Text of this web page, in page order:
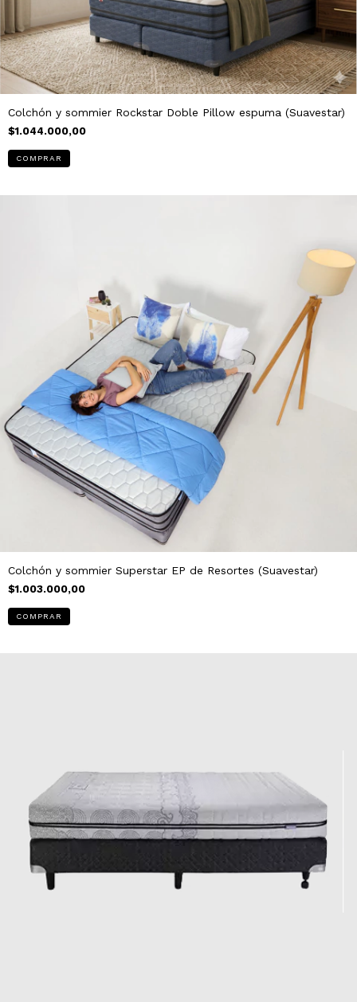
Colchón y sommier Rockstar Doble Pillow espuma (Suavestar)
$1.044.000,00
COMPRAR
Colchón y sommier Superstar EP de Resortes (Suavestar)
$1.003.000,00
COMPRAR